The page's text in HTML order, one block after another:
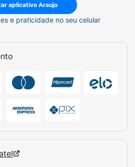
aplicativo Araujo
e praticidade no seu celular